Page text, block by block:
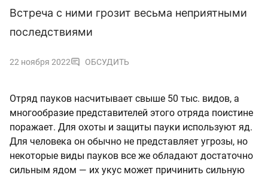
Встреча с ними грозит весьма неприятными
последствиями
22 ноября 2022 ОБСУДИТЬ
Отряд пауков насчитывает свыше 50 тыс. видов, а
многообразие представителей этого отряда поистине
поражает. Для охоты и защиты пауки используют яд.
Для человека он обычно не представляет угрозы, но
некоторые виды пауков все же обладают достаточно
сильным ядом — их укус может причинить сильную